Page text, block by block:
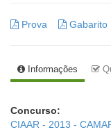
Prova Gabarito
Informações
Concurso:
CIAAR - 2013 -